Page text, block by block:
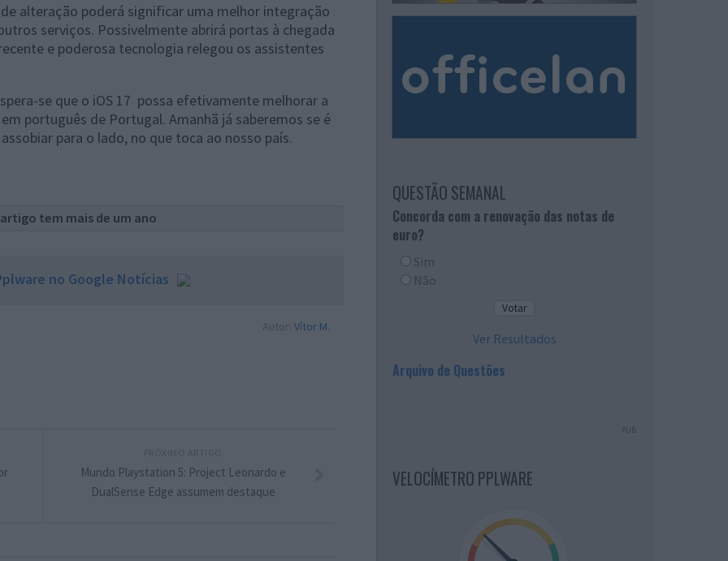
alteração poderá significar uma melhor integração
serviços. Possivelmente abrirá portas à chegada
e poderosa tecnologia relegou os assistentes
se que o iOS 17 possa efetivamente melhorar a
português de Portugal. Amanhã já saberemos se é
para o lado, no que toca ao nosso país.
tem mais de um ano
no Google Notícias
Autor: Vítor M.
Mundo Playstation 5: Project Leonardo e
DualSense Edge assumem destaque
QUESTÃO SEMANAL
Concorda com a renovação das notas de
euro?
Sim
Não
Ver Resultados
Arquivo de Questões
PUB
VELOCÍMETRO PPLWARE